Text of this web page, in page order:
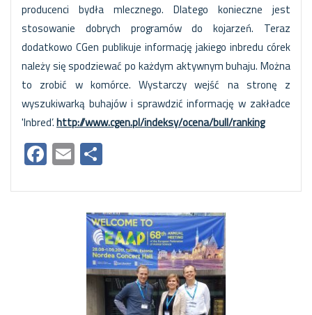
producenci bydła mlecznego. Dlatego konieczne jest
stosowanie dobrych programów do kojarzeń. Teraz
dodatkowo CGen publikuje informację jakiego inbredu córek
należy się spodziewać po każdym aktywnym buhaju. Można
to zrobić w komórce. Wystarczy wejść na stronę z
wyszukiwarką buhajów i sprawdzić informację w zakładce
'Inbred’.http://www.cgen.pl/indeksy/ocena/bull/ranking
Facebook
Email